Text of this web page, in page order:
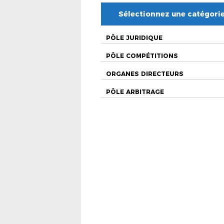
Sélectionnez une
PÔLE JURIDIQUE
PÔLE COMPÉTITIONS
ORGANES DIRECTEURS
PÔLE ARBITRAGE